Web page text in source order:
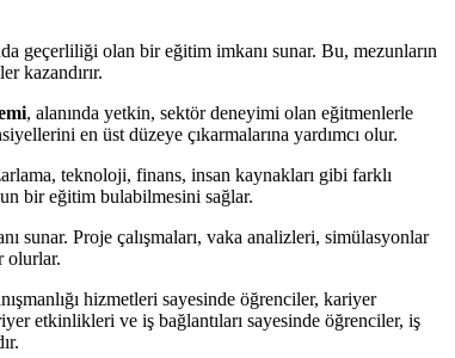
geçerliliği olan bir eğitim imkanı sunar. Bu, mezunların
kazandırır.
, alanında yetkin, sektör deneyimi olan eğitmenlerle
en üst düzeye çıkarmalarına yardımcı olur.
teknoloji, finans, insan kaynakları gibi farklı
bir eğitim bulabilmesini sağlar.
sunar. Proje çalışmaları, vaka analizleri, simülasyonlar
olurlar.
hizmetleri sayesinde öğrenciler, kariyer
etkinlikleri ve iş bağlantıları sayesinde öğrenciler, iş